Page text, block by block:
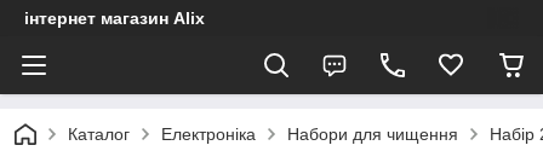
інтернет магазин Alix
Каталог Електроніка Набори для чищення Набір